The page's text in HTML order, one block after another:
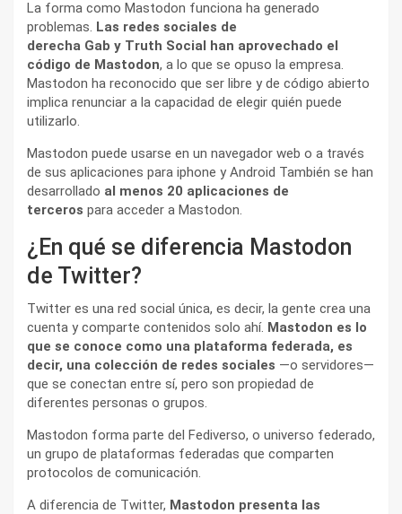
La forma como Mastodon funciona ha generado
problemas. Las redes sociales de
derecha Gab y Truth Social han aprovechado el
código de Mastodon, a lo que se opuso la empresa.
Mastodon ha reconocido que ser libre y de código abierto
implica renunciar a la capacidad de elegir quién puede
utilizarlo.
Mastodon puede usarse en un navegador web o a través
de sus aplicaciones para iphone y Android También se han
desarrollado al menos 20 aplicaciones de
terceros para acceder a Mastodon.
¿En qué se diferencia Mastodon
de Twitter?
Twitter es una red social única, es decir, la gente crea una
cuenta y comparte contenidos solo ahí. Mastodon es lo
que se conoce como una plataforma federada, es
decir, una colección de redes sociales —o servidores—
que se conectan entre sí, pero son propiedad de
diferentes personas o grupos.
Mastodon forma parte del Fediverso, o universo federado,
un grupo de plataformas federadas que comparten
protocolos de comunicación.
A diferencia de Twitter, Mastodon presenta las